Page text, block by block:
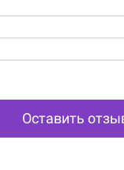
Оставить